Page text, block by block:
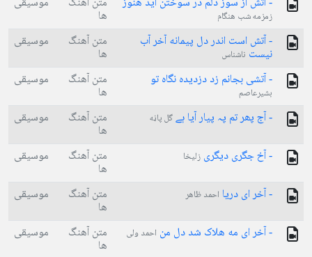
زمزمه شب هنگام ها
- آتش است اندر دل پیمانه آخر آب
نیست ناشناس
متن آهنگ
ها
موسیقی
- آتشى بجانم زد دزديده نگاه تو
بشيرعاصم
متن آهنگ
ها
موسیقی
- آج پھر تم پہ پیار آیا ہےگل پاڼه متن آهنگ
ها
موسیقی
- آخ جگری دیگری زلیخا متن آهنگ
ها
موسیقی
- آخر ای دریا احمد ظاهر متن آهنگ
ها
موسیقی
- آخر ای مه هلاک شد دل من احمد ولی متن آهنگ
ها
موسیقی